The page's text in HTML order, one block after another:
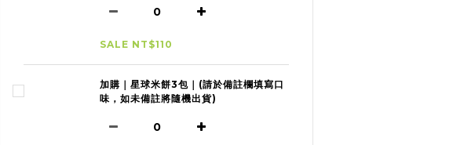
SALE NT$110
加購｜星球米餅3包｜(請於備註欄填寫口
味，如未備註將隨機出貨)